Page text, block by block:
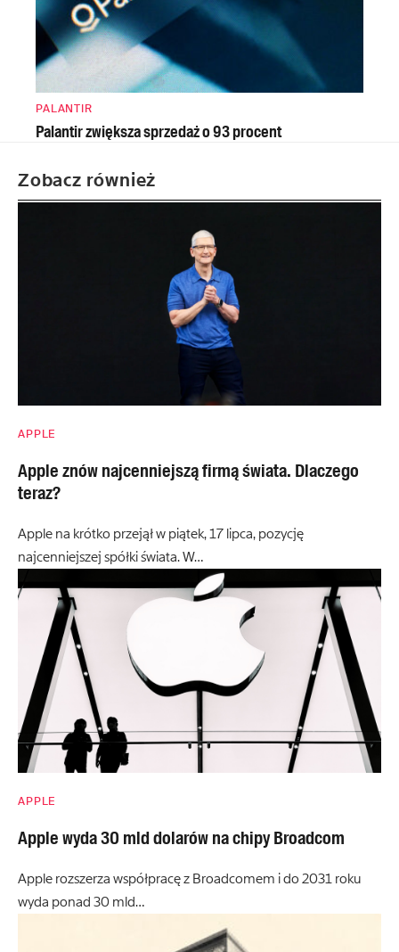
PALANTIR
Palantir zwiększa sprzedaż o 93 procent
Zobacz również
APPLE
Apple znów najcenniejszą firmą świata. Dlaczego
teraz?
Apple na krótko przejął w piątek, 17 lipca, pozycję
najcenniejszej spółki świata. W…
APPLE
Apple wyda 30 mld dolarów na chipy Broadcom
Apple rozszerza współpracę z Broadcomem i do 2031 roku
wyda ponad 30 mld…